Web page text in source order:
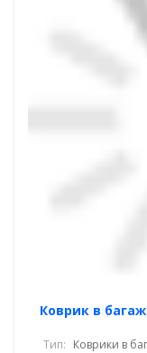
Коврик в
Тип: Коврики в